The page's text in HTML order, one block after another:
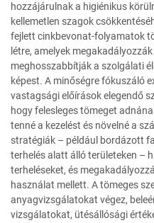
hozzájárulnak a higiénikus
kellemetlen szagok
fejlett cinkbevonat-folyamatok
létre, amelyek
meghosszabbítják a szolgálati
képest. A minőségre fókuszáló
vastagsági előírások elegendő
hogy felesleges tömeget
tenné a kezelést és növelné a
stratégiák – például bordázott
terhelés alatt álló területeken –
terheléseket, és
használat mellett. A tömeges
anyagvizsgálatokat végez,
vizsgálatokat, ütésállósági